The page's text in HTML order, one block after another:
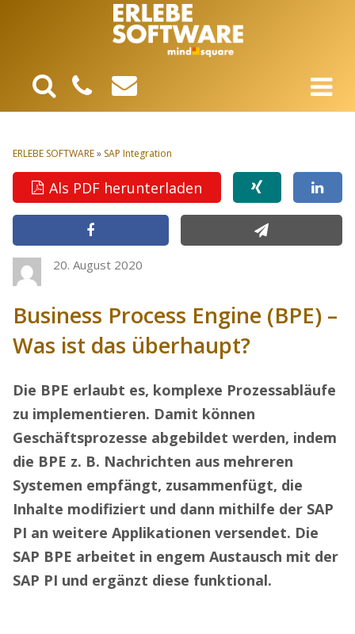
ERLEBE SOFTWARE» SAP Integration
Als PDF herunterladen
20. August 2020
Business Process Engine (BPE) –
Was ist das überhaupt?
Die BPE erlaubt es, komplexe Prozessabläufe
zu implementieren. Damit können
Geschäftsprozesse abgebildet werden, indem
die BPE z. B. Nachrichten aus mehreren
Systemen empfängt, zusammenfügt, die
Inhalte modifiziert und dann mithilfe der SAP
PI an weitere Applikationen versendet. Die
SAP BPE arbeitet in engem Austausch mit der
SAP PI und ergänzt diese funktional.